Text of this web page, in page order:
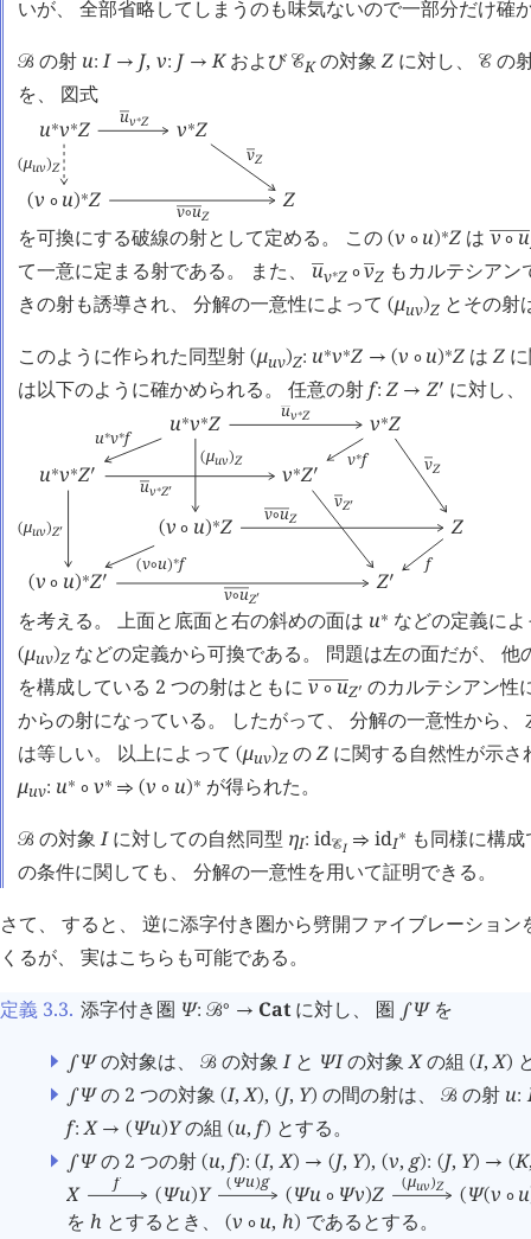
いが、 全部省略してしまうのも味気ないので一部分だけ確
󰒙 の射 u: I → J, v: J → Kおよび󰒜Kの対象Z に対し、󰒜 の
を、 図式
u∗v∗Z v∗Z
(v ∘ u)∗Z Z
(μuv)Z
uv∗Z
vZ
v∘uZ
を可換にする破線の射として定める。 この (v ∘ u)∗Z はv ∘ u
て一意に定まる射である。 また、 uv∗Z ∘ vZ もカルテシア
きの射も誘導され、 分解の一意性によって (μuv)Z とその射
このように作られた同型射 (μuv)Z: u∗v∗Z → (v ∘ u)∗Z はZ
は以下のように確かめられる。 任意の射f: Z → Z󰎘 に対し、
u∗v∗Z v∗Z
u∗v∗Z󰎘 v∗Z󰎘
(v ∘ u)∗Z Z
(v ∘ u)∗Z󰎘 Z󰎘
uv∗Z
(μuv)Z
u∗v∗f
vZ
v∗f
uv∗Z󰎘
(μuv)Z󰎘
vZ󰎘
v∘uZ
(v∘u)∗f f
v∘uZ󰎘
を考える。 上面と底面と右の斜めの面は u∗ などの定義に
(μuv)Z などの定義から可換である。 問題は左の面だが、 他
を構成している 2 つの射はともに v ∘ uZ󰎘 のカルテシアン性
からの射になっている。 したがって、 分解の一意性から、
は等しい。 以上によって (μuv)Z のZ に関する自然性が示さ
μuv: u∗ ∘ v∗ ⇒ (v ∘ u)∗ が得られた。
󰒙 の対象Iに対しての自然同型 ηI: id󰒜I ⇒ idI∗
も同様に構
の条件に関しても、 分解の一意性を用いて証明できる。
さて、 すると、 逆に添字付き圏から劈開ファイブレーショ
くるが、 実はこちらも可能である。
定義 3.3. 添字付き圏 Ψ: 󰒙∘ → Catに対し、 圏 ∫Ψを
∫Ψの対象は、 󰒙 の対象Iと ΨIの対象Xの組 (I, X)
∫Ψの 2 つの対象 (I, X), ( J, Y) の間の射は、󰒙 の射 u:
f: X → ( Ψu)Yの組 ( u, f ) とする。
∫Ψの 2 つの射 ( u, f ): (I, X) → ( J, Y), (v, g): ( J, Y) → (K
X
( Ψu)Y ( Ψu ∘ Ψv)Z ( Ψ(v ∘ u
f ( Ψu)g (μuv)Z
を h とするとき、 (v ∘ u, h) であるとする。